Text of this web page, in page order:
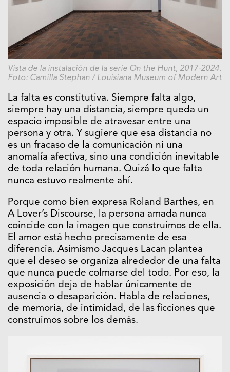
Vista de la instalación de la serie On the Hunt, 2017-2024.
Foto: Camilla Stephan / Louisiana Museum of Modern Art
La falta es constitutiva. Siempre falta algo,
siempre hay una distancia, siempre queda un
espacio imposible de atravesar entre una
persona y otra. Y sugiere que esa distancia no
es un fracaso de la comunicación ni una
anomalía afectiva, sino una condición inevitable
de toda relación humana. Quizá lo que falta
nunca estuvo realmente ahí.
Porque como bien expresa Roland Barthes, en
A Lover’s Discourse, la persona amada nunca
coincide con la imagen que construimos de ella.
El amor está hecho precisamente de esa
diferencia. Asimismo Jacques Lacan plantea
que el deseo se organiza alrededor de una falta
que nunca puede colmarse del todo. Por eso, la
exposición deja de hablar únicamente de
ausencia o desaparición. Habla de relaciones,
de memoria, de intimidad, de las ficciones que
construimos sobre los demás.